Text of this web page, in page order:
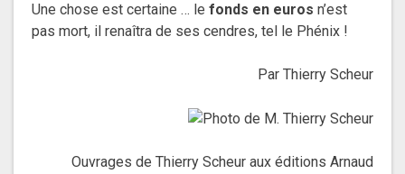
Une chose est certaine … le fonds en euros n’est
pas mort, il renaîtra de ses cendres, tel le Phénix !
Par Thierry Scheur
Ouvrages de Thierry Scheur aux éditions Arnaud